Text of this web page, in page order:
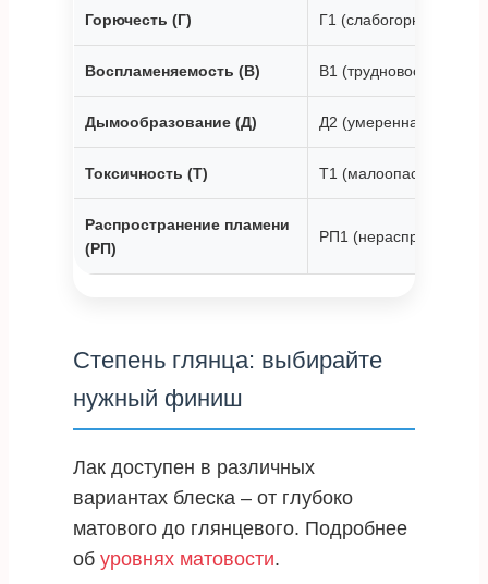
Горючесть (Г) Г1 (слабогорючие)
Воспламеняемость (В) В1
Дымообразование (Д) Д2 (умеренная
Токсичность (Т) Т1 (малоопасные)
Распространение пламени
(РП)
РП1
Степень глянца: выбирайте
нужный финиш
Лак доступен в различных
вариантах блеска – от глубоко
матового до глянцевого. Подробнее
обуровнях матовости.